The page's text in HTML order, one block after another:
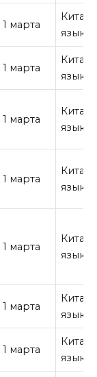
1 марта
язык
1 марта
язык
1 марта
язык
1 марта
язык
1 марта
язык
1 марта
язык
1 марта
язык